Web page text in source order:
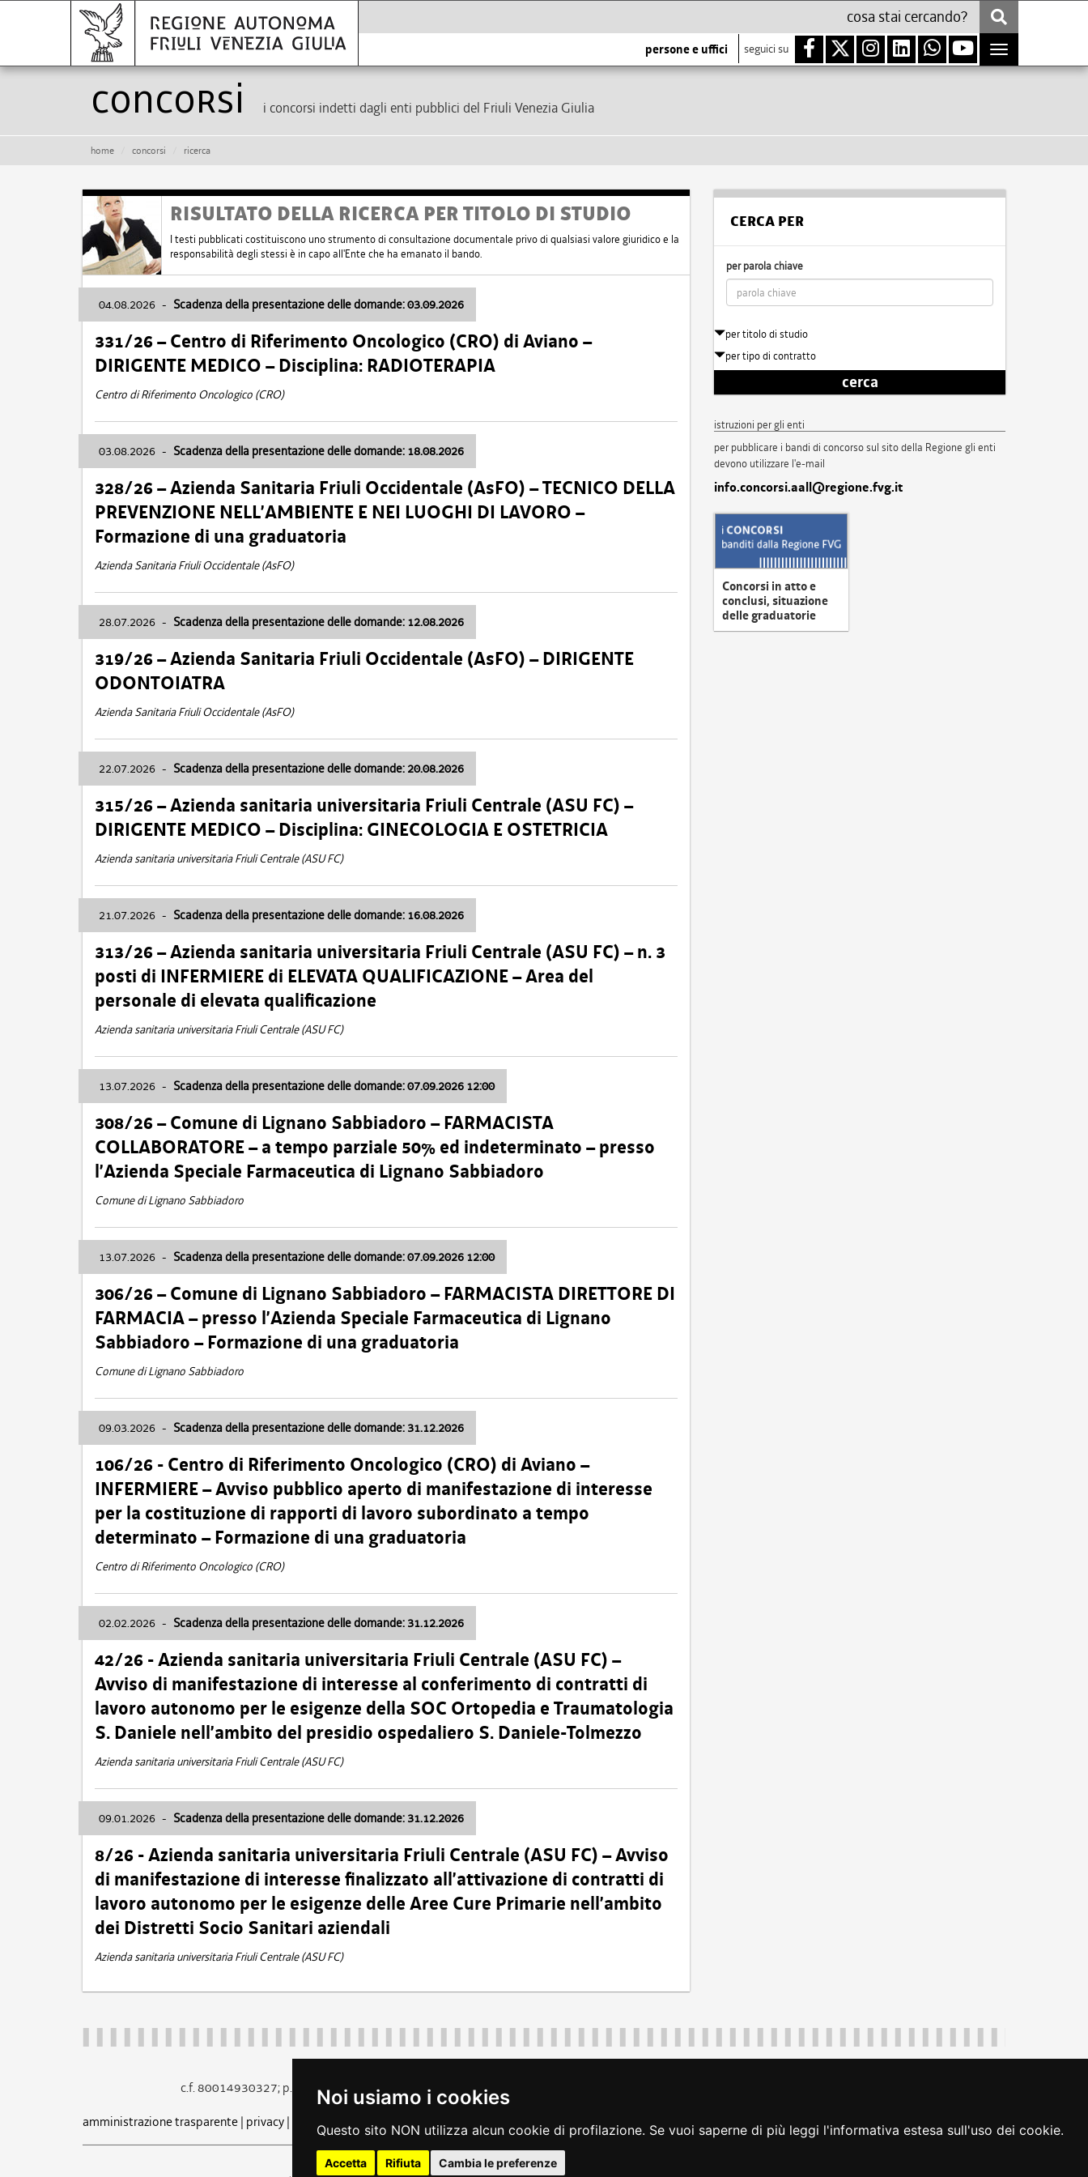
Noi usiamo i cookies
Questo sito NON utilizza alcun cookie di profilazione. Se vuoi saperne di più leggi l'informativa estesa sull'uso dei cookie.
Accetta Rifiuta Cambia le preferenze
persone e uffici seguici su
Toggle
navigation
Concorsi i concorsi indetti dagli enti pubblici del Friuli Venezia Giulia
home concorsi ricerca
RISULTATO DELLA RICERCA PER TITOLO DI STUDIO
I testi pubblicati costituiscono uno strumento di consultazione documentale privo di qualsiasi valore giuridico e la
responsabilità degli stessi è in capo all'Ente che ha emanato il bando.
04.08.2026 - Scadenza della presentazione delle domande: 03.09.2026
331/26 – Centro di Riferimento Oncologico (CRO) di Aviano –
DIRIGENTE MEDICO – Disciplina: RADIOTERAPIA
Centro di Riferimento Oncologico (CRO)
03.08.2026 - Scadenza della presentazione delle domande: 18.08.2026
328/26 – Azienda Sanitaria Friuli Occidentale (AsFO) – TECNICO DELLA
PREVENZIONE NELL’AMBIENTE E NEI LUOGHI DI LAVORO –
Formazione di una graduatoria
Azienda Sanitaria Friuli Occidentale (AsFO)
28.07.2026 - Scadenza della presentazione delle domande: 12.08.2026
319/26 – Azienda Sanitaria Friuli Occidentale (AsFO) – DIRIGENTE
ODONTOIATRA
Azienda Sanitaria Friuli Occidentale (AsFO)
22.07.2026 - Scadenza della presentazione delle domande: 20.08.2026
315/26 – Azienda sanitaria universitaria Friuli Centrale (ASU FC) –
DIRIGENTE MEDICO – Disciplina: GINECOLOGIA E OSTETRICIA
Azienda sanitaria universitaria Friuli Centrale (ASU FC)
21.07.2026 - Scadenza della presentazione delle domande: 16.08.2026
313/26 – Azienda sanitaria universitaria Friuli Centrale (ASU FC) – n. 3
posti di INFERMIERE di ELEVATA QUALIFICAZIONE – Area del
personale di elevata qualificazione
Azienda sanitaria universitaria Friuli Centrale (ASU FC)
13.07.2026 - Scadenza della presentazione delle domande: 07.09.2026 12:00
308/26 – Comune di Lignano Sabbiadoro – FARMACISTA
COLLABORATORE – a tempo parziale 50% ed indeterminato – presso
l’Azienda Speciale Farmaceutica di Lignano Sabbiadoro
Comune di Lignano Sabbiadoro
13.07.2026 - Scadenza della presentazione delle domande: 07.09.2026 12:00
306/26 – Comune di Lignano Sabbiadoro – FARMACISTA DIRETTORE DI
FARMACIA – presso l’Azienda Speciale Farmaceutica di Lignano
Sabbiadoro – Formazione di una graduatoria
Comune di Lignano Sabbiadoro
09.03.2026 - Scadenza della presentazione delle domande: 31.12.2026
106/26 - Centro di Riferimento Oncologico (CRO) di Aviano –
INFERMIERE – Avviso pubblico aperto di manifestazione di interesse
per la costituzione di rapporti di lavoro subordinato a tempo
determinato – Formazione di una graduatoria
Centro di Riferimento Oncologico (CRO)
02.02.2026 - Scadenza della presentazione delle domande: 31.12.2026
42/26 - Azienda sanitaria universitaria Friuli Centrale (ASU FC) –
Avviso di manifestazione di interesse al conferimento di contratti di
lavoro autonomo per le esigenze della SOC Ortopedia e Traumatologia
S. Daniele nell’ambito del presidio ospedaliero S. Daniele-Tolmezzo
Azienda sanitaria universitaria Friuli Centrale (ASU FC)
09.01.2026 - Scadenza della presentazione delle domande: 31.12.2026
8/26 - Azienda sanitaria universitaria Friuli Centrale (ASU FC) – Avviso
di manifestazione di interesse finalizzato all’attivazione di contratti di
lavoro autonomo per le esigenze delle Aree Cure Primarie nell’ambito
dei Distretti Socio Sanitari aziendali
Azienda sanitaria universitaria Friuli Centrale (ASU FC)
CERCA PER
per parola chiave
per titolo di studio
per tipo di contratto
cerca
istruzioni per gli enti
per pubblicare i bandi di concorso sul sito della Regione gli enti
devono utilizzare l'e-mail
info.concorsi.aall@regione.fvg.it
Concorsi in atto e
conclusi, situazione
delle graduatorie
c.f. 80014930327; p.iva 00526040324
piazza Unità d'Italia 1 Trieste
amministrazione trasparente| privacy| cookie note legali | accessibilità rss dichiarazione di accessibilità feedback cambio preferenze cookie loginFVG